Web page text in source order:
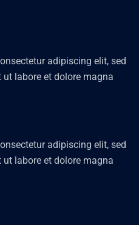
adipiscing elit, sed
labore et dolore magna
adipiscing elit, sed
labore et dolore magna